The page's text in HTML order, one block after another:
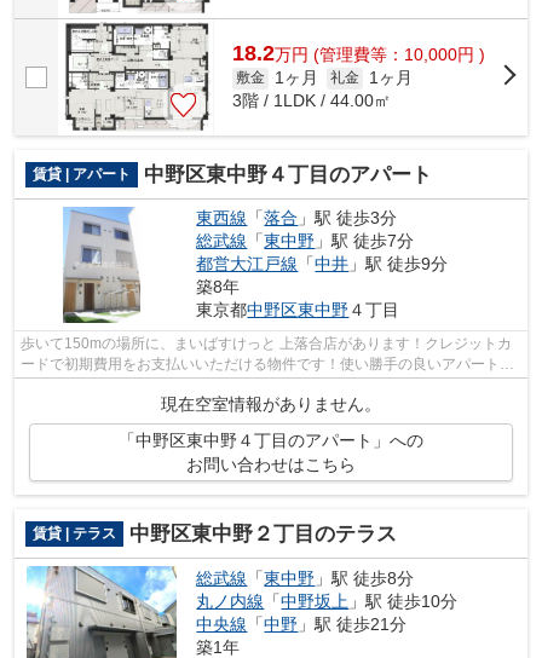
18.2万円 (管理費等：10,000円 )
敷金 1ヶ月 礼金
1ヶ月
3階 / 1LDK / 44.00㎡
賃貸 | アパート 中野区東中野４丁目のアパート
東西線 「落合 」駅 徒歩3分
総武線 「東中野 」駅 徒歩7分
都営大江戸線 「中井 」駅 徒歩9分
築8年
東京都中野区東中野４丁目
歩いて150mの場所に、まいばすけっと 上落合店があります！クレジットカ
ードで初期費用をお支払いいただける物件です！使い勝手の良いアパートで
イチオシの物件です！ご利用可能な駅が...
現在空室情報がありません。
「中野区東中野４丁目のアパート」への
お問い合わせはこちら
賃貸 | テラス 中野区東中野２丁目のテラス
総武線 「東中野 」駅 徒歩8分
丸ノ内線 「中野坂上 」駅 徒歩10分
中央線 「中野 」駅 徒歩21分
築1年